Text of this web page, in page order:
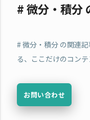
# 微分・積分
# 微分・積分 の関連
る、ここだけのコン
お問い合わせ